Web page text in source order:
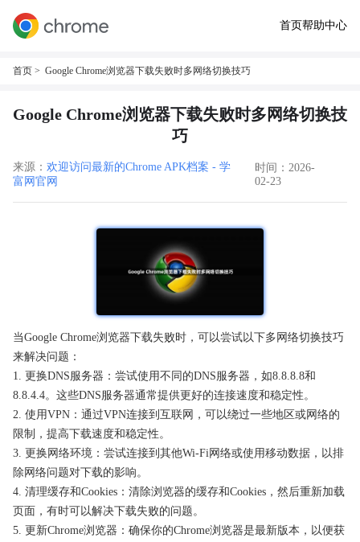
首页帮助中心
首页 > Google Chrome浏览器下载失败时多网络切换技巧
Google Chrome浏览器下载失败时多网络切换技
巧
来源： 欢迎访问最新的Chrome APK档案 - 学
富网官网
时间：2026-
02-23
当Google Chrome浏览器下载失败时，可以尝试以下多网络切换技巧
来解决问题：
1. 更换DNS服务器：尝试使用不同的DNS服务器，如8.8.8.8和
8.8.4.4。这些DNS服务器通常提供更好的连接速度和稳定性。
2. 使用VPN：通过VPN连接到互联网，可以绕过一些地区或网络的
限制，提高下载速度和稳定性。
3. 更换网络环境：尝试连接到其他Wi-Fi网络或使用移动数据，以排
除网络问题对下载的影响。
4. 清理缓存和Cookies：清除浏览器的缓存和Cookies，然后重新加载
页面，有时可以解决下载失败的问题。
5. 更新Chrome浏览器：确保你的Chrome浏览器是最新版本，以便获